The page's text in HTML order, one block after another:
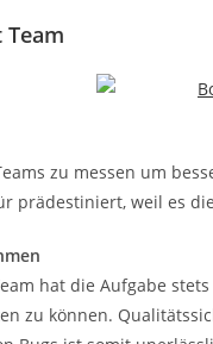
zu messen um
prädestiniert, weil es
hat die Aufgabe
zu können.